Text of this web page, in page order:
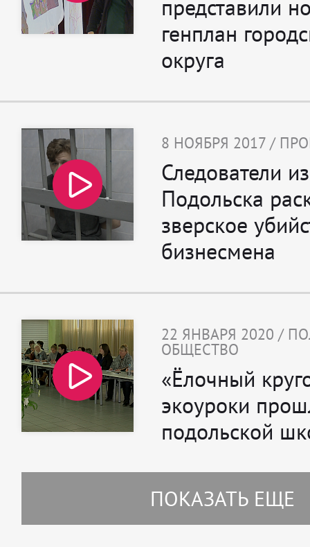
представили
генплан
округа
8 НОЯБРЯ 2017 /
Следователи из
Подольска
зверское
бизнесмена
22 ЯНВАРЯ 2020 /
ОБЩЕСТВО
«Ёлочный
экоуроки
подольской
ПОКАЗАТЬ ЕЩЕ